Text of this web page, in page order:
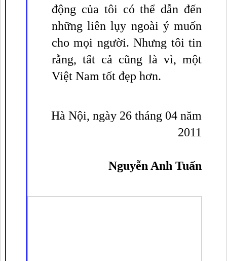
động của tôi có thể dẫn đến
những liên lụy ngoài ý muốn
cho mọi người. Nhưng tôi tin
rằng, tất cả cũng là vì, một
Việt Nam tốt đẹp hơn.
Hà Nội, ngày 26 tháng 04 năm
2011
Nguyễn Anh Tuấn